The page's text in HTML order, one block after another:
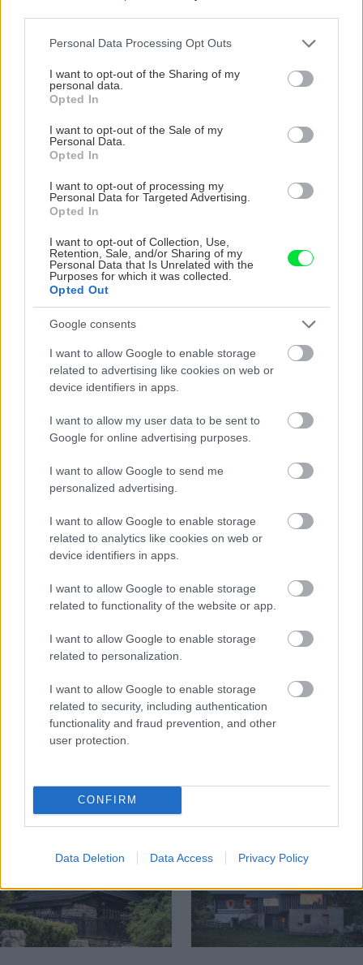
Please note that this website/app uses one or more Google
not limited to your visit or usage behaviour. You may click to
grant or deny consent to Google and its third-party tags to
use your data for below specified purposes in below Google
consent section.
Personal Data Processing Opt Outs
I want to opt-out of the Sharing of my
personal data.
Opted In
I want to opt-out of the Sale of my
Personal Data.
Opted In
I want to opt-out of processing my
Personal Data for Targeted Advertising.
Opted In
I want to opt-out of Collection, Use,
Retention, Sale, and/or Sharing of my
Personal Data that Is Unrelated with the
Purposes for which it was collected.
Opted Out
Google consents
I want to allow Google to enable storage
related to advertising like cookies on web or
device identifiers in apps.
I want to allow my user data to be sent to
Google for online advertising purposes.
I want to allow Google to send me
personalized advertising.
I want to allow Google to enable storage
related to analytics like cookies on web or
device identifiers in apps.
I want to allow Google to enable storage
related to functionality of the website or app.
I want to allow Google to enable storage
related to personalization.
I want to allow Google to enable storage
related to security, including authentication
functionality and fraud prevention, and other
user protection.
CONFIRM
Data Deletion Data Access Privacy Policy
sucho a teplo? Tieto
vysaďte na miesta, na
levanduľa! 7 fialových
Môže aspirín zachrániť
ochabnuté izbové
možno prekvapí
Júlový reštart uhoriek
nakladačiek: Ako ich
kvitnutia?
CHALUPA
Na Morave prerobila
starú chalupu na
nepoznanie: Keď
S motorovou pílou sa
dokáže aj podpísať.